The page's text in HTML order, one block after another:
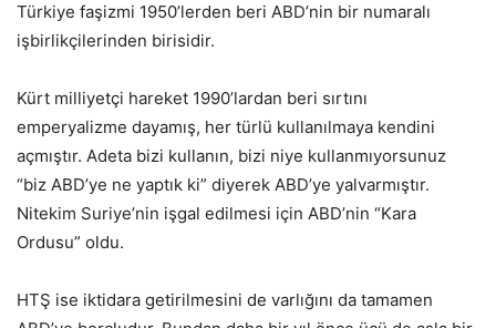
Türkiye faşizmi 1950’lerden beri ABD’nin bir numaralı
işbirlikçilerinden birisidir.
Kürt milliyetçi hareket 1990’lardan beri sırtını
emperyalizme dayamış, her türlü kullanılmaya kendini
açmıştır. Adeta bizi kullanın, bizi niye kullanmıyorsunuz
“biz ABD’ye ne yaptık ki” diyerek ABD’ye yalvarmıştır.
Nitekim Suriye’nin işgal edilmesi için ABD’nin “Kara
Ordusu” oldu.
HTŞ ise iktidara getirilmesini de varlığını da tamamen